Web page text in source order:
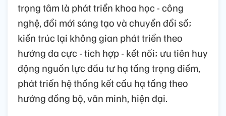
trọng tâm là phát triển khoa học - công
nghệ, đổi mới sáng tạo và chuyển đổi số;
kiến trúc lại không gian phát triển theo
hướng đa cực - tích hợp - kết nối; ưu tiên huy
động nguồn lực đầu tư hạ tầng trọng điểm,
phát triển hệ thống kết cấu hạ tầng theo
hướng đồng bộ, văn minh, hiện đại.